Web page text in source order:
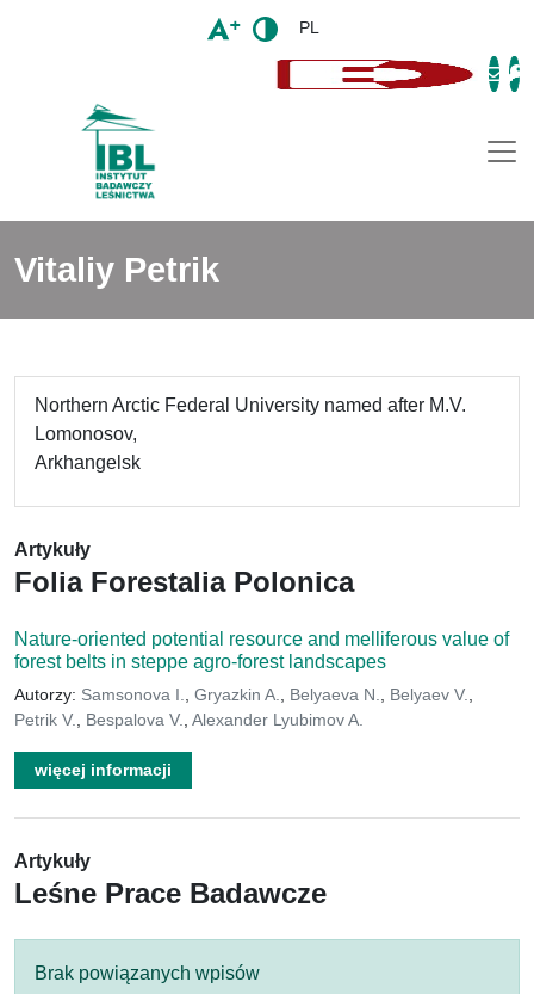
PL
Vitaliy Petrik
Northern Arctic Federal University named after M.V.
Lomonosov,
Arkhangelsk
Artykuły
Folia Forestalia Polonica
Nature-oriented potential resource and melliferous value of
forest belts in steppe agro-forest landscapes
Autorzy: Samsonova I. Gryazkin A. Belyaeva N. Belyaev V.
Petrik V.
Bespalova V. Alexander Lyubimov A.
więcej informacji
Artykuły
Leśne Prace Badawcze
Brak powiązanych wpisów